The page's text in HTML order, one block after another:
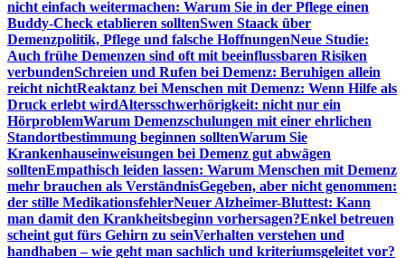
nicht einfach weitermachen: Warum Sie in der Pflege einen
Buddy-Check etablieren solltenSwen Staack über
Demenzpolitik, Pflege und falsche HoffnungenNeue Studie:
Auch frühe Demenzen sind oft mit beeinflussbaren Risiken
verbundenSchreien und Rufen bei Demenz: Beruhigen allein
reicht nichtReaktanz bei Menschen mit Demenz: Wenn Hilfe als
Druck erlebt wirdAltersschwerhörigkeit: nicht nur ein
HörproblemWarum Demenzschulungen mit einer ehrlichen
Standortbestimmung beginnen solltenWarum Sie
Krankenhauseinweisungen bei Demenz gut abwägen
solltenEmpathisch leiden lassen: Warum Menschen mit Demenz
mehr brauchen als VerständnisGegeben, aber nicht genommen:
der stille MedikationsfehlerNeuer Alzheimer-Bluttest: Kann
man damit den Krankheitsbeginn vorhersagen?Enkel betreuen
scheint gut fürs Gehirn zu seinVerhalten verstehen und
handhaben – wie geht man sachlich und kriteriumsgeleitet vor?